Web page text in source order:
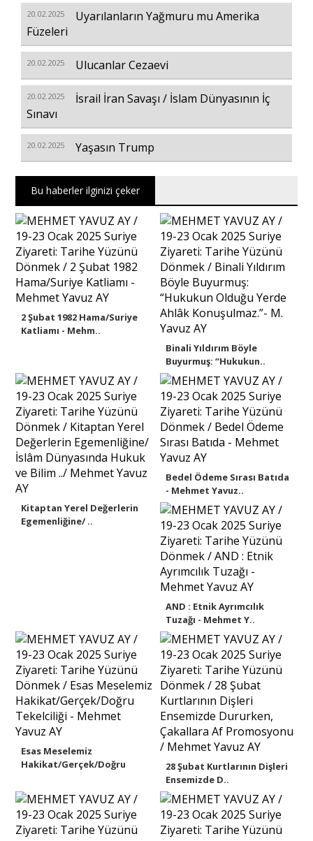
20.02.2025
Uyarılanların Yağmuru mu Amerika
Füzeleri
20.02.2025 Ulucanlar Cezaevi
20.02.2025
İsrail İran Savaşı / İslam Dünyasının İç
Sınavı
20.02.2025 Yaşasın Trump
Bu haberler ilginizi çeker
2 Şubat 1982 Hama/Suriye
Katliamı - Mehm..
Binali Yıldırım Böyle
Buyurmuş: “Hukukun..
Kitaptan Yerel Değerlerin
Egemenliğine/ ..
Bedel Ödeme Sırası Batıda
- Mehmet Yavuz..
AND : Etnik Ayrımcılık
Tuzağı - Mehmet Y..
Esas Meselemiz
Hakikat/Gerçek/Doğru
28 Şubat Kurtlarının Dişleri
Ensemizde D..